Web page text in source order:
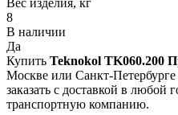
8
В наличии
Да
Купить Teknokol TK060.200
Москве или Санкт-
заказать с доставкой в любой
транспортную компанию.